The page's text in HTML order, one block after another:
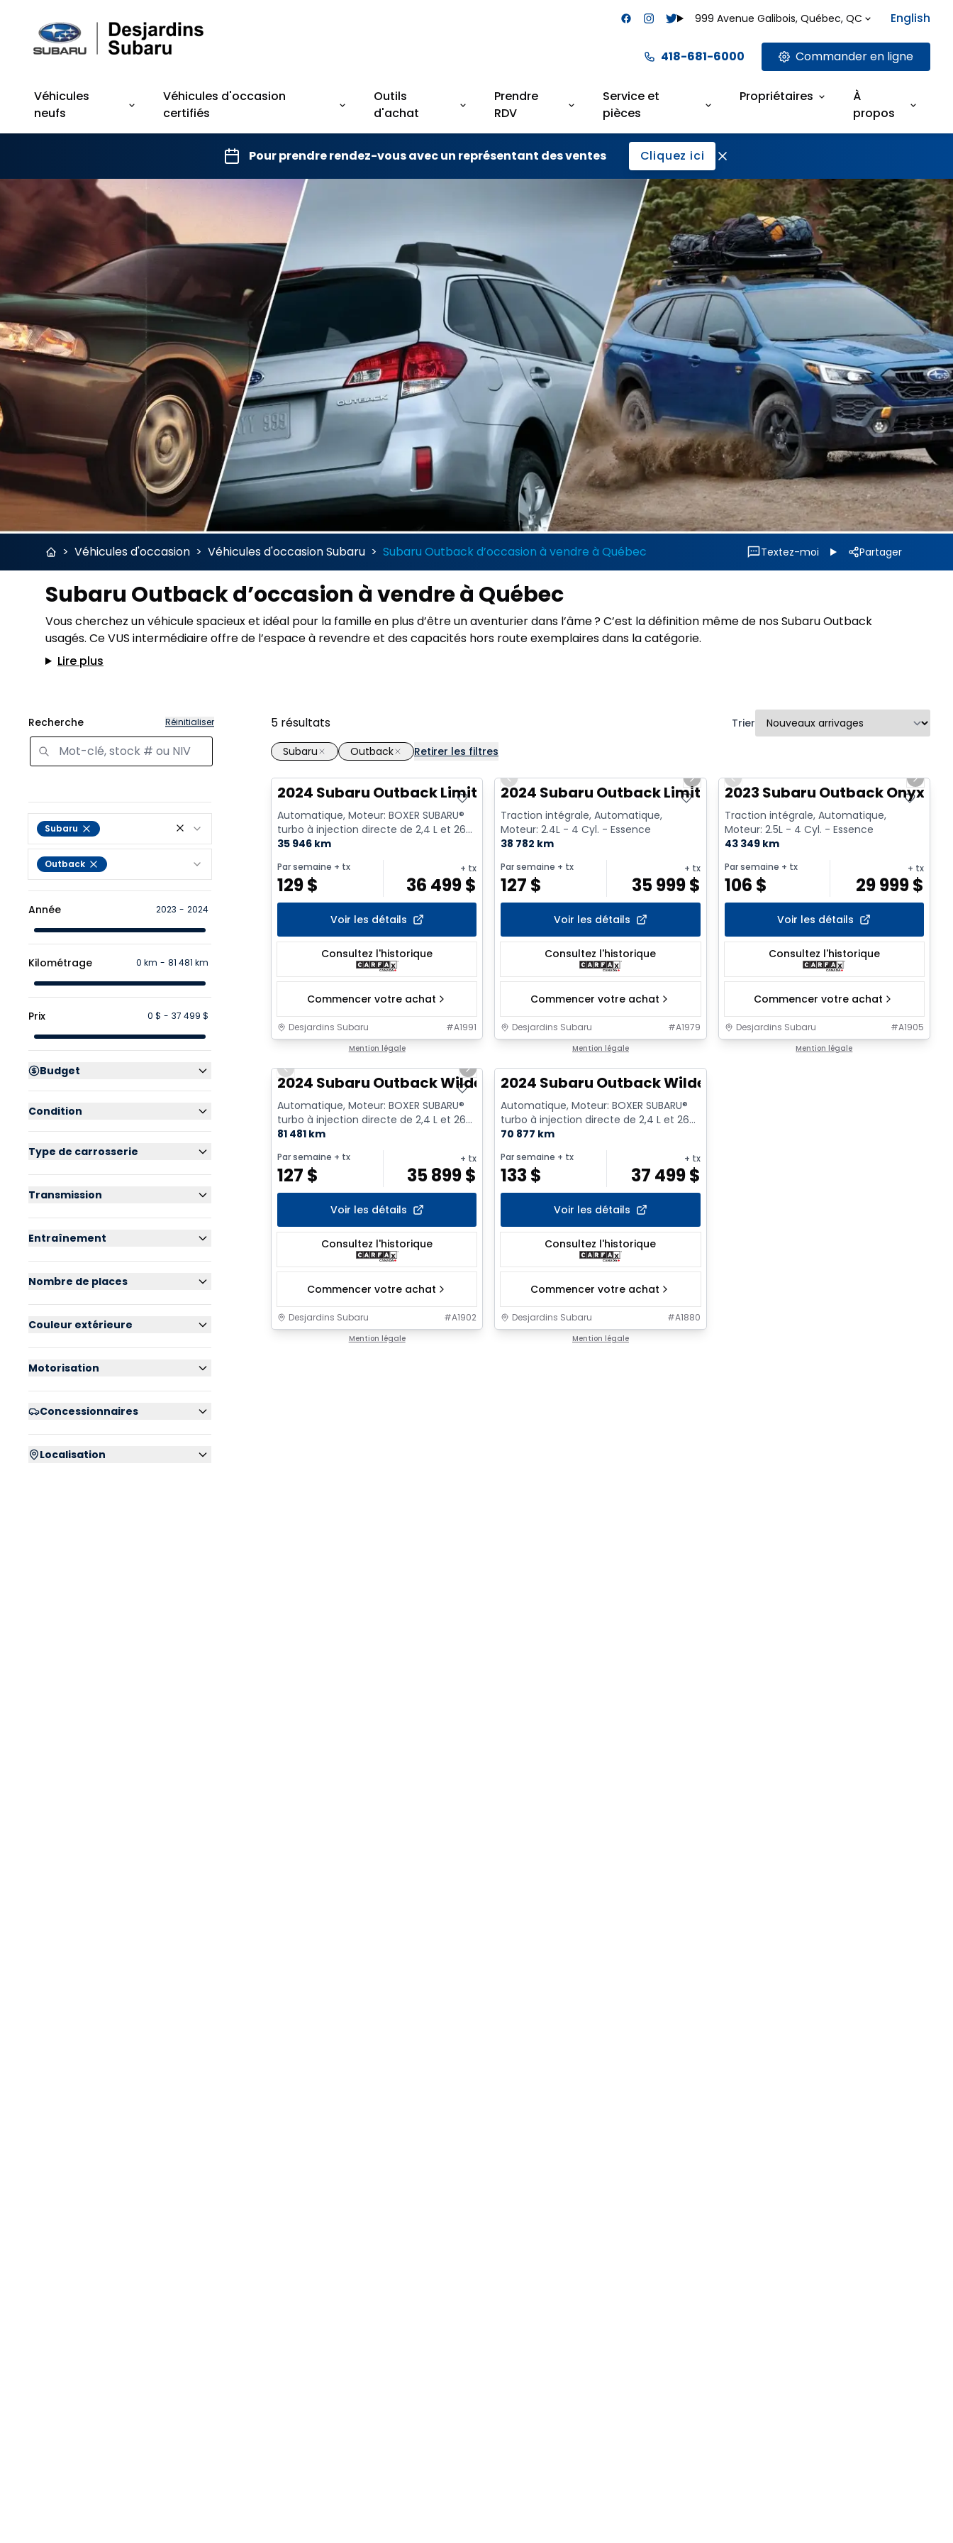
999 Avenue Galibois, Québec, QC English
418-681-6000 Commander en ligne
Véhicules
neufs
Véhicules d'occasion
certifiés
Outils
d'achat
Prendre
RDV
Service et
pièces
Propriétaires
À
propos
Pour prendre rendez-vous avec un représentant des ventes Cliquez ici
> Véhicules d'occasion > Véhicules d'occasion Subaru > Subaru Outback d’occasion à vendre à Québec Textez-moi Partager
Subaru Outback d’occasion à vendre à Québec
Vous cherchez un véhicule spacieux et idéal pour la famille en plus d’être un aventurier dans l’âme ? C’est la définition même de nos Subaru Outback
usagés. Ce VUS intermédiaire offre de l’espace à revendre et des capacités hors route exemplaires dans la catégorie.
Lire plus
Recherche Réinitialiser
Subaru
Outback
Année 2023 - 2024
Kilométrage 0 km - 81 481 km
Prix 0 $ - 37 499 $
Budget
Condition
Type de carrosserie
Transmission
Entraînement
Nombre de places
Couleur extérieure
Motorisation
Concessionnaires
Localisation
5 résultats
Trier
Subaru
Outback Retirer les filtres
2024 Subaru Outback Limited XT
Automatique, Moteur: BOXER SUBARU®
turbo à injection directe de 2,4 L et 260
ch - 4 Cyl. - Essence
35 946 km
Par semaine + tx
129$
+ tx
36 499$
Voir les détails
Consultez l'historique
Commencer votre achat
Desjardins Subaru #A1991
Mention légale
Previous slide
Next slide
2024 Subaru Outback Limited XT
Traction intégrale, Automatique,
Moteur: 2.4L - 4 Cyl. - Essence
38 782 km
Par semaine + tx
127 $
+ tx
35 999$
Voir les détails
Consultez l'historique
Commencer votre achat
Desjardins Subaru #A1979
Mention légale
Previous slide
Next
2023 Subaru Outback Onyx
Traction intégrale, Automatique,
Moteur: 2.5L - 4 Cyl. - Essence
43 349 km
Par semaine + tx
106 $
+ tx
29 999$
Voir les détails
Consultez l'historique
Commencer votre achat
Desjardins Subaru #A1905
Mention légale
Previous slide
Next slide
2024 Subaru Outback Wilderness
Automatique, Moteur: BOXER SUBARU®
turbo à injection directe de 2,4 L et 260
ch - 4 Cyl. - Essence
81 481 km
Par semaine + tx
127 $
+ tx
35 899$
Voir les détails
Consultez l'historique
Commencer votre achat
Desjardins Subaru #A1902
Mention légale
2024 Subaru Outback Wilderness
Automatique, Moteur: BOXER SUBARU®
turbo à injection directe de 2,4 L et 260
ch - 4 Cyl. - Essence
70 877 km
Par semaine + tx
133$
+ tx
37 499$
Voir les détails
Consultez l'historique
Commencer votre achat
Desjardins Subaru #A1880
Mention légale